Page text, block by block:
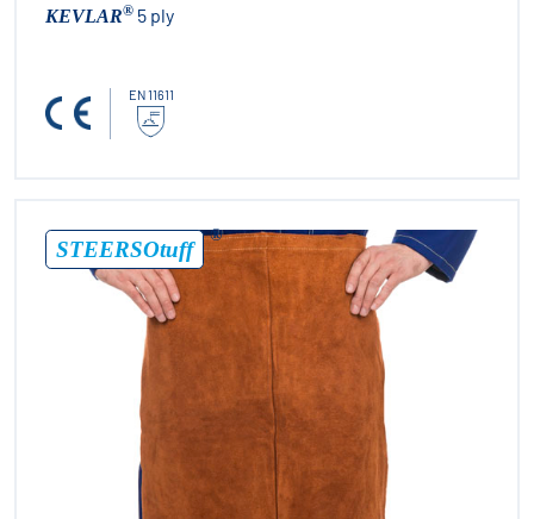
KEVLAR® 5 ply
EN 11611
STEERSOtuff
®